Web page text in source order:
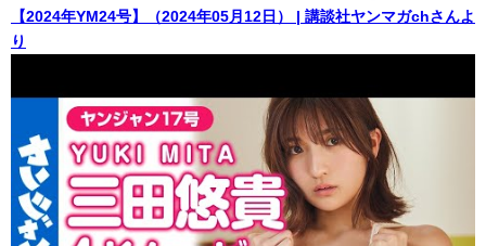
【2024年YM24号】（2024年05月12日） | 講談社ヤンマガchさんよ
り